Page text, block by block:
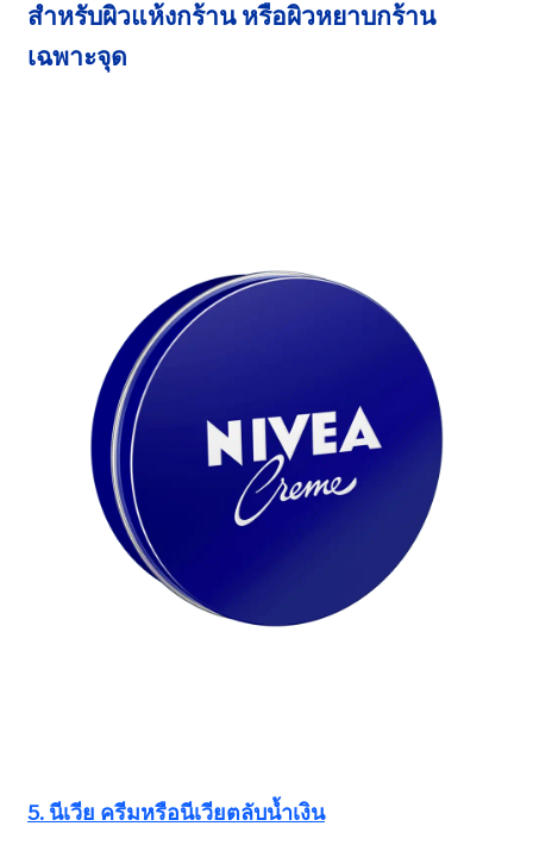
สำหรับผิวแห้งกร้าน หรือผิวหยาบกร้าน
เฉพาะจุด
5. นีเวีย ครีมหรือนีเวียตลับน้ำเงิน